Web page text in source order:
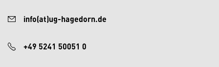
info(at)ug-hagedorn.de
+49 5241 50051 0